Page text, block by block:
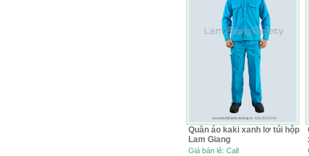
Quần áo kaki xanh lơ túi hộp
Lam Giang
Giá bán lẻ: Call